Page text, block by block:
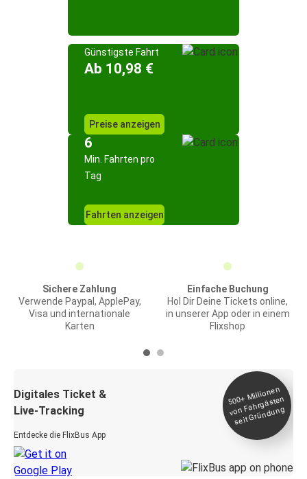
Günstigste Fahrt
Ab 10,98 €
Preise anzeigen
6
Min. Fahrten pro
Tag
Fahrten anzeigen
Sichere Zahlung
Verwende Paypal, ApplePay,
Visa und internationale
Karten
Einfache Buchung
Hol Dir Deine Tickets online,
in unserer App oder in einem
Flixshop
Digitales Ticket &
Live-Tracking
Entdecke die FlixBus App
500+
Millionen
von Fahrgästen
seit
Gründung